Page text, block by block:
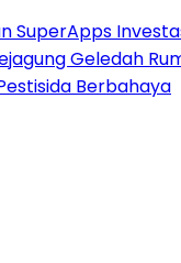
SuperApps
Geledah
Berbahaya